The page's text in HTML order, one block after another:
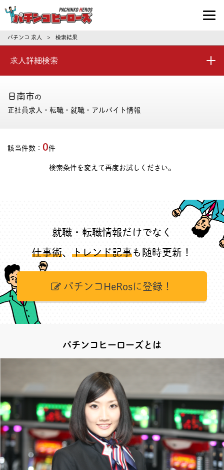
パチンコ求人・転職ならパチンコヒーロ
パチンコ 求人 > 検索結果
求人詳細検索
日南市の
正社員求人・転職・就職・アルバイト情報
該当件数： 0件
検索条件を変えて再度お試しください。
就職・転職情報だけでなく
仕事術、 トレンド記事も随時更新！
パチンコHeRosに登録！
パチンコヒーローズとは